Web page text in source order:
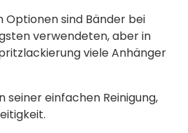
Optionen sind Bänder bei
verwendeten, aber in
viele Anhänger
seiner einfachen Reinigung,